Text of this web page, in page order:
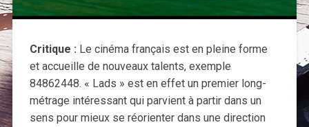
Critique : Le cinéma français est en pleine forme
et accueille de nouveaux talents, exemple
84862448. « Lads » est en effet un premier long-
métrage intéressant qui parvient à partir dans un
sens pour mieux se réorienter dans une direction